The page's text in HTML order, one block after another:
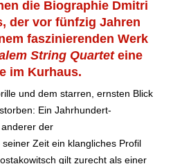
die Biographie Dmitri
der vor fünfzig Jahren
faszinierenden Werk
String Quarteteine
im Kurhaus.
und dem starren, ernsten Blick
Ein Jahrhundert-
der
Zeit ein klangliches Profil
gilt zurecht als einer